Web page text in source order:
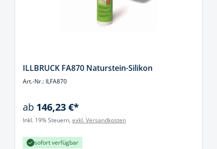
ILLBRUCK FA870 Naturstein-Silikon
Art.-Nr.: ILFA870
ab 146,23 €*
Inkl. 19% Steuern, exkl. Versandkosten
sofort verfügbar